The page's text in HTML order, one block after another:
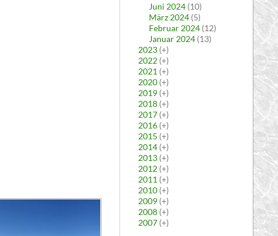
Juni 2024 (10)
März 2024 (5)
Februar 2024 (12)
Januar 2024 (13)
2023 (+)
2022 (+)
2021 (+)
2020 (+)
2019 (+)
2018 (+)
2017 (+)
2016 (+)
2015 (+)
2014 (+)
2013 (+)
2012 (+)
2011 (+)
2010 (+)
2009 (+)
2008 (+)
2007 (+)